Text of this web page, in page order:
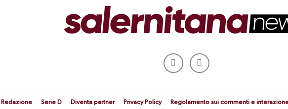
Redazione Serie D Diventa partner Privacy Policy Regolamento sui commenti e